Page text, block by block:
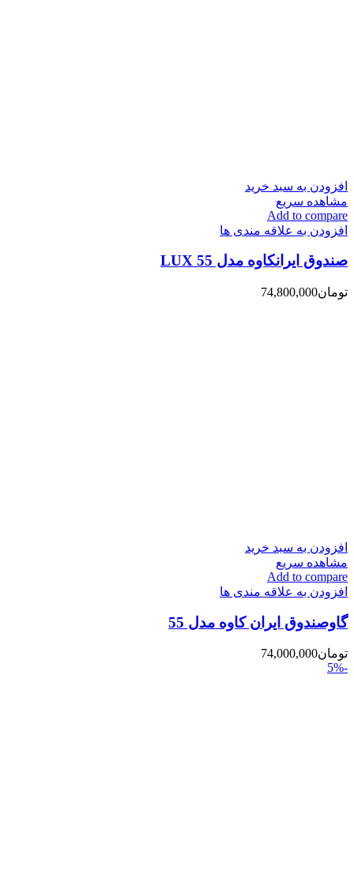
افزودن به سبد خرید
مشاهده سریع
Add to compare
افزودن به علاقه مندی ها
صندوق ایرانکاوه مدل 55 LUX
تومان74,800,000
افزودن به سبد خرید
مشاهده سریع
Add to compare
افزودن به علاقه مندی ها
گاوصندوق ایران کاوه مدل 55
تومان74,000,000
-5%